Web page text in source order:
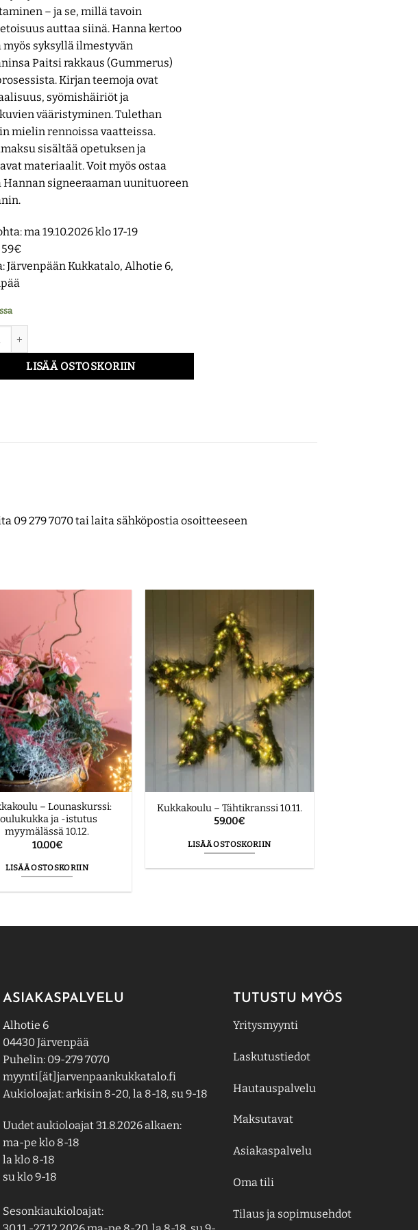
– ja se, millä tavoin
auttaa siinä. Hanna kertoo
myös syksyllä ilmestyvän
Paitsi rakkaus (Gummerus)
Kirjan teemoja ovat
syömishäiriöt ja
vääristyminen. Tulethan
mielin rennoissa vaatteissa.
sisältää opetuksen ja
materiaalit. Voit myös ostaa
Hannan signeeraaman uunituoreen
ma 19.10.2026 klo 17-19
Järvenpään Kukkatalo, Alhotie 6,
- yhteistyökurssi Hanna Brotherus: luovan kirjoittamisen ilta 19.10. määrä
LISÄÄ OSTOSKORIIN
09 279 7070 tai laita sähköpostia osoitteeseen
– Lounaskurssi:
ja -istutus
myymälässä 10.12.
10.00€
LISÄÄ OSTOSKORIIN
Kukkakoulu – Tähtikranssi 10.11.
59.00€
LISÄÄ OSTOSKORIIN
ASIAKASPALVELU
Alhotie 6
04430 Järvenpää
Puhelin: 09-279 7070
myynti[ät]jarvenpaankukkatalo.fi
Aukioloajat: arkisin 8-20, la 8-18, su 9-18
Uudet aukioloajat 31.8.2026 alkaen:
ma-pe klo 8-18
la klo 8-18
su klo 9-18
Sesonkiaukioloajat:
TUTUSTU MYÖS
Yritysmyynti
Laskutustiedot
Hautauspalvelu
Maksutavat
Asiakaspalvelu
Oma tili
Tilaus ja sopimusehdot